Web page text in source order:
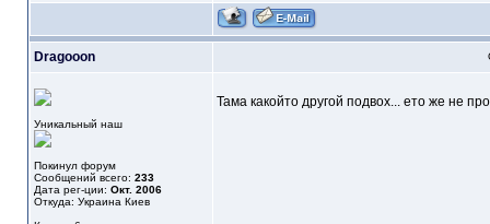
Dragooon
Уникальный наш
Покинул форум
Сообщений всего: 233
Дата рег-ции: Окт. 2006
Откуда: Украина Киев
Тама какойто другой подвох... ето же не